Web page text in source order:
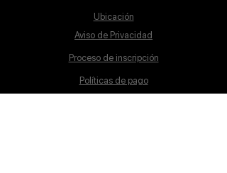
Ubicación
Aviso de Privacidad
Proceso de inscripción
Políticas de pago